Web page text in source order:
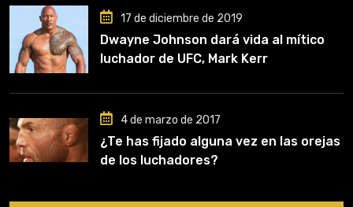
17 de diciembre de 2019
Dwayne Johnson dará vida al mítico
luchador de UFC, Mark Kerr
4 de marzo de 2017
¿Te has fijado alguna vez en las orejas
de los luchadores?